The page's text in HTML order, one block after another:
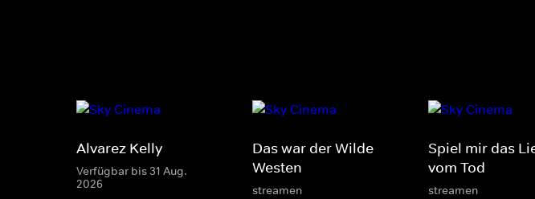
Alvarez Kelly
Verfügbar bis 31 Aug.
2026
Das war der Wilde
Westen
streamen
Spiel mir das
vom Tod
streamen